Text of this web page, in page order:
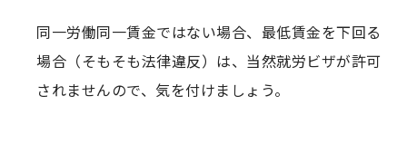
同一労働同一賃金ではない場合、最低賃金を下回る
場合（そもそも法律違反）は、当然就労ビザが許可
されませんので、気を付けましょう。